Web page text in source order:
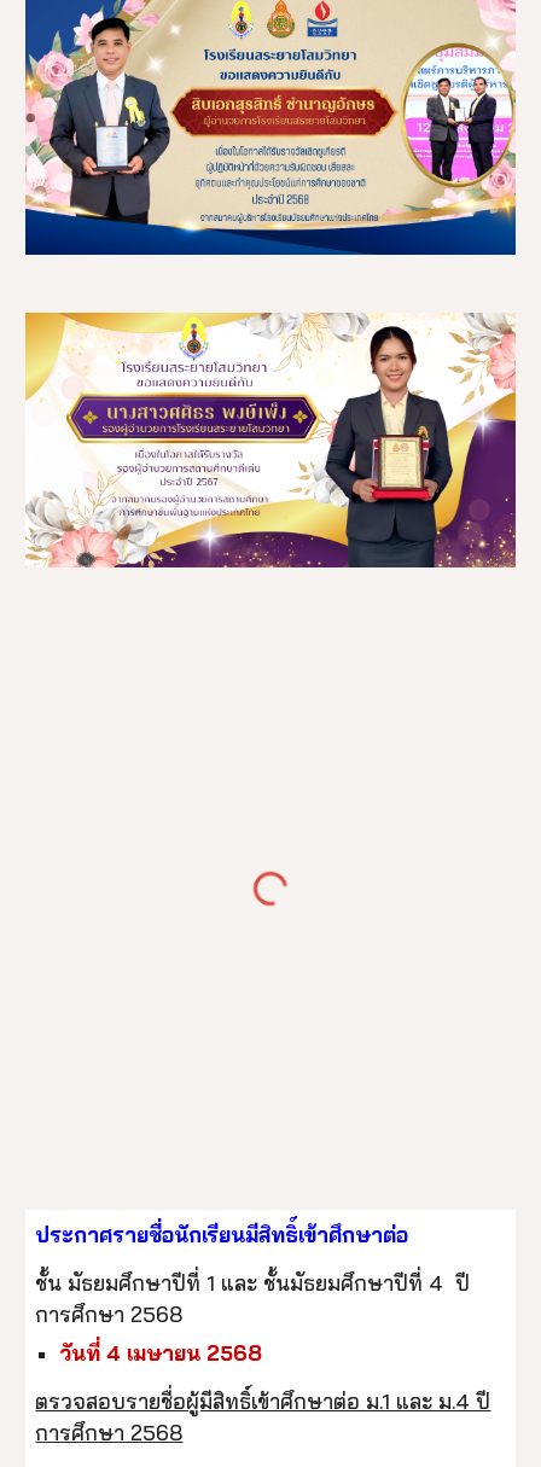
ประกาศรายชื่อนักเรียนมีสิทธิ์เข้าศึกษาต่อ
ชั้น มัธยมศึกษาปีที่ 1 และ ชั้นมัธยมศึกษาปีที่ 4 ปี
การศึกษา 2568
วันที่ 4 เมษายน 2568
ตรวจสอบรายชื่อผู้มีสิทธิ์เข้าศึกษาต่อ ม.1 และ ม.4 ปี
การศึกษา 2568